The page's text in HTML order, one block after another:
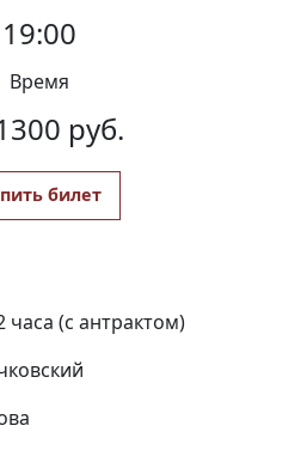
19:00
Время
руб.
билет
(с антрактом)